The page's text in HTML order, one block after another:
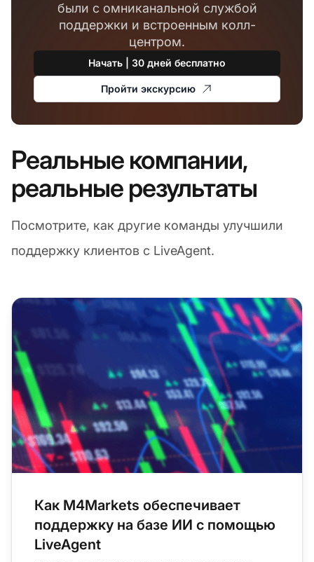
были с омниканальной службой
поддержки и встроенным колл-
центром.
Начать | 30 дней бесплатно
Пройти экскурсию
Реальные компании,
реальные результаты
Посмотрите, как другие команды улучшили
поддержку клиентов с LiveAgent.
Как M4Markets обеспечивает
поддержку на базе ИИ с помощью
LiveAgent